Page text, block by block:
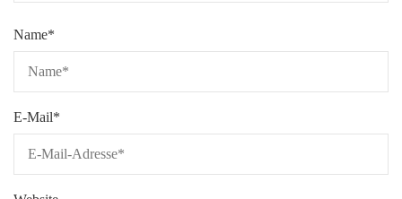
Name*
E-Mail*